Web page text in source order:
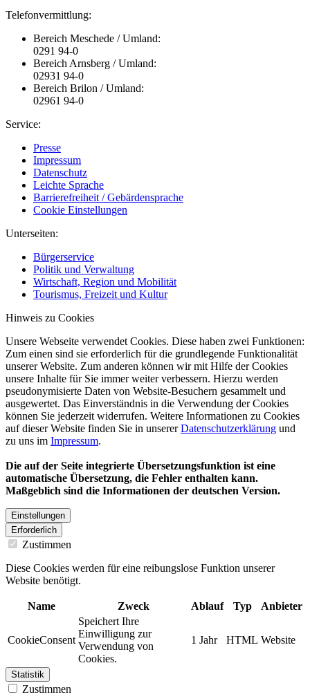
Telefonvermittlung:
Bereich Meschede / Umland:
0291 94-0
Bereich Arnsberg / Umland:
02931 94-0
Bereich Brilon / Umland:
02961 94-0
Service:
Presse
Impressum
Datenschutz
Leichte Sprache
Barrierefreiheit / Gebärdensprache
Cookie Einstellungen
Unterseiten:
Bürgerservice
Politik und Verwaltung
Wirtschaft, Region und Mobilität
Tourismus, Freizeit und Kultur
Hinweis zu Cookies
Unsere Webseite verwendet Cookies. Diese haben zwei Funktionen:
Zum einen sind sie erforderlich für die grundlegende Funktionalität
unserer Website. Zum anderen können wir mit Hilfe der Cookies
unsere Inhalte für Sie immer weiter verbessern. Hierzu werden
pseudonymisierte Daten von Website-Besuchern gesammelt und
ausgewertet. Das Einverständnis in die Verwendung der Cookies
können Sie jederzeit widerrufen. Weitere Informationen zu Cookies
auf dieser Website finden Sie in unsererDatenschutzerklärung und
zu uns im Impressum.
Die auf der Seite integrierte Übersetzungsfunktion ist eine
automatische Übersetzung, die Fehler enthalten kann.
Maßgeblich sind die Informationen der deutschen Version.
Einstellungen
Erforderlich
Zustimmen
Diese Cookies werden für eine reibungslose Funktion unserer
Website benötigt.
Name Zweck Ablauf Typ Anbieter
CookieConsent
Speichert Ihre
Einwilligung zur
Verwendung von
Cookies.
1 Jahr HTML Website
Statistik
Zustimmen